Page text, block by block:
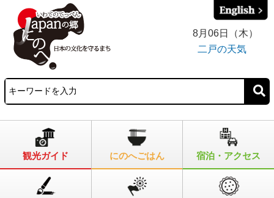
8月06日（木）
二戸の天気
観光ガイド にのへごはん 宿泊・アクセス